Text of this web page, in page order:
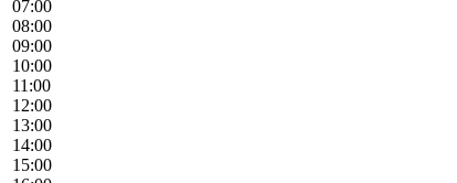
07:00
08:00
09:00
10:00
11:00
12:00
13:00
14:00
15:00